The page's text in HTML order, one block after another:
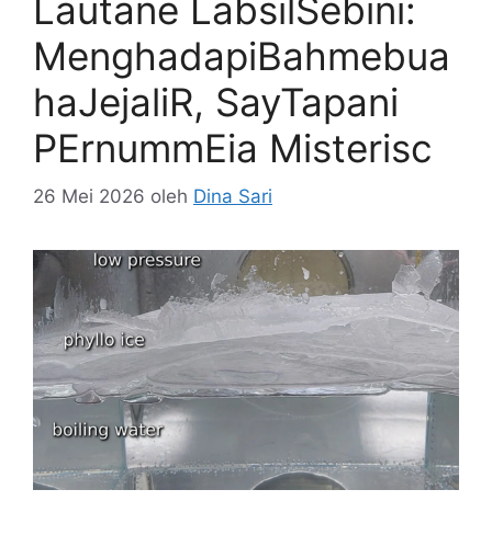
Lautane LabsilSebini:
MenghadapiBahmebua
haJejaliR, SayTapani
PErnummEia Misterisc
26 Mei 2026 oleh Dina Sari